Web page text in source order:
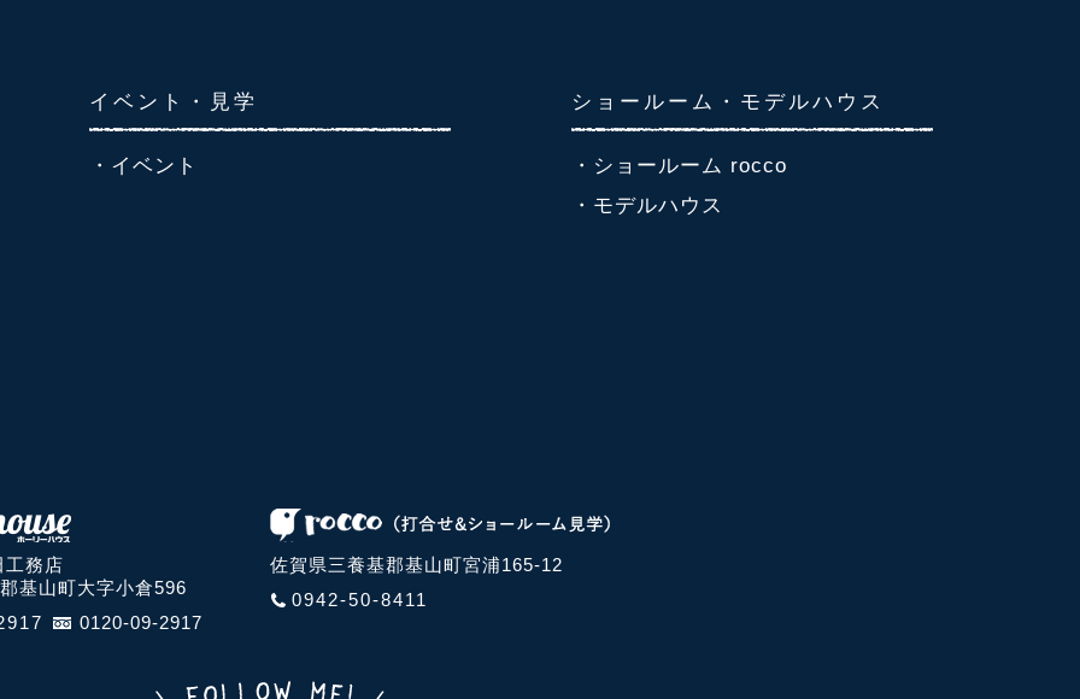
イベント・見学
・イベント
ショールーム・モデルハウス
・ショールーム rocco
・モデルハウス
工務店
基山町大字小倉596
0120-09-2917
佐賀県三養基郡基山町宮浦165-12
0942-50-8411